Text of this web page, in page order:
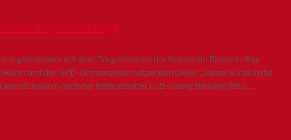
Heyrothsberge
gemeinsam mit dem Bürgermeister der Gemeinde Biederitz Kay
und den SPD-Ortsvereinsvorsitzenden Oliver Lindner kürzlich die
nahm auch der Referatsleiter Lutz-Georg Berkling (Bild, …